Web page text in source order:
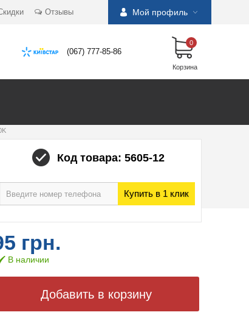
Отзывы Мой профиль
(067) 777-85-86
0
Корзина
Код товара: 5605-12
Купить в 1 клик
грн.
В наличии